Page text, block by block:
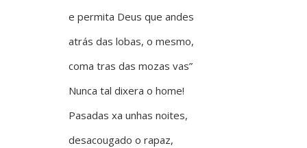
e permita Deus que andes
atrás das lobas, o mesmo,
coma tras das mozas vas”
Nunca tal dixera o home!
Pasadas xa unhas noites,
desacougado o rapaz,